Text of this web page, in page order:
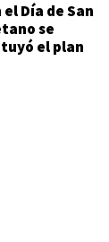
el Día de San
se
el plan